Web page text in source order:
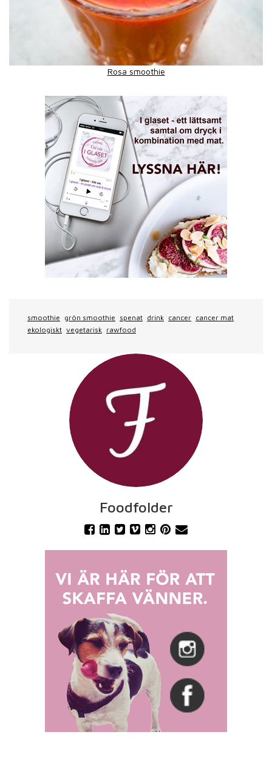
Rosa smoothie
smoothie grön smoothie spenat drink cancer cancer mat
ekologiskt vegetarisk rawfood
Foodfolder